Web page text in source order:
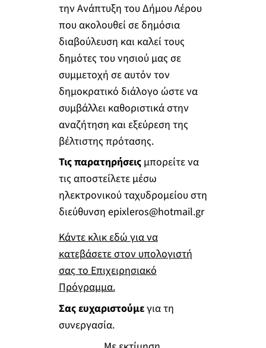
την Ανάπτυξη του Δήμου Λέρου
που ακολουθεί σε δημόσια
διαβούλευση και καλεί τους
δημότες του νησιού μας σε
συμμετοχή σε αυτόν τον
δημοκρατικό διάλογο ώστε να
συμβάλλει καθοριστικά στην
αναζήτηση και εξεύρεση της
βέλτιστης πρότασης.
Τις παρατηρήσειςμπορείτε να
τις αποστείλετε μέσω
ηλεκτρονικού ταχυδρομείου στη
διεύθυνση epixleros@hotmail.gr
Kάντε κλικ εδώ για να
κατεβάσετε στον υπολογιστή
σας το Επιχειρησιακό
Πρόγραμμα.
Σας ευχαριστούμεγια τη
συνεργασία.